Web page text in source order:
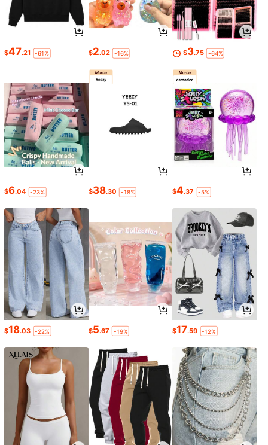
$47.21 -61% $2.02 -16% $3.75 -64%
$6.04 -23% $38.30 -18% $4.37 -5%
$18.03 -22% $5.67 -19% $17.59 -12%